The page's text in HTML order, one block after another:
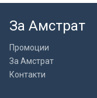
За Амстрат
Промоции
За Амстрат
Контакти